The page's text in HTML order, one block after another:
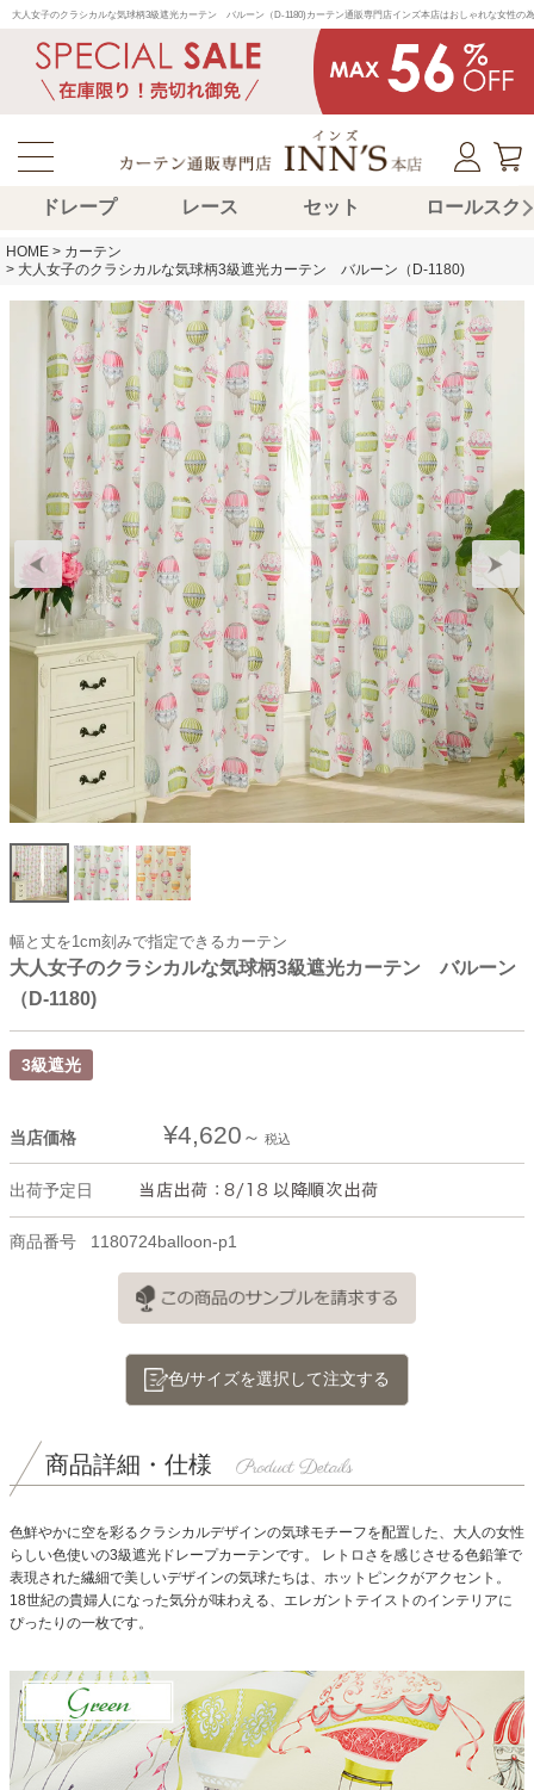
大人女子のクラシカルな気球柄3級遮光カーテン　バルーン（D-1180)カーテン通販専門店インズ本店はおしゃれな女性
ドレープ レース セット ロールスク
HOME
カーテン
大人女子のクラシカルな気球柄3級遮光カーテン バルーン（D-1180)
幅と丈を1cm刻みで指定できるカーテン
大人女子のクラシカルな気球柄3級遮光カーテン バルーン
（D-1180)
3級遮光
当店価格 ¥4,620 税込
出荷予定日
商品番号 1180724balloon-p1
色/サイズを選択して注文する
商品詳細・仕様
色鮮やかに空を彩るクラシカルデザインの気球モチーフを配置した、大人の女性
らしい色使いの3級遮光ドレープカーテンです。
レトロさを感じさせる色鉛筆で
表現された繊細で美しいデザインの気球たちは、ホットピンクがアクセント。
18世紀の貴婦人になった気分が味わえる、エレガントテイストのインテリアに
ぴったりの一枚です。